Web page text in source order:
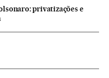
privatizações e